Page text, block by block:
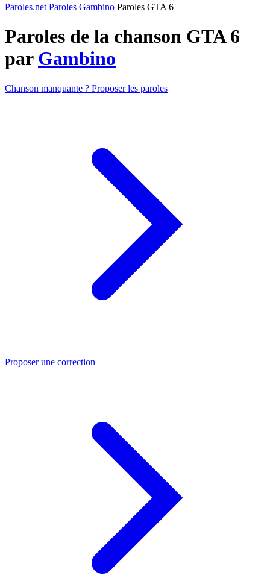
Paroles.net Paroles Gambino Paroles GTA 6
Paroles de la chanson GTA 6
par Gambino
Chanson manquante ? Proposer les paroles
Proposer une correction